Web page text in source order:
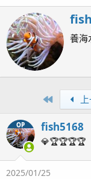
去欺負牠
蝦虎魚看起來真的
情感覺都是在笑，
習性也與眾不同
目前看到的分別
色、灰色與黑白
如：——在魚缸壁
——在吃的時候是
——吃很飽用餐完
乎是表明自己吃
W
i
e
n
b
養海
First
OP fish5168
💎🏆🏆🏆🏆
2025/01/25